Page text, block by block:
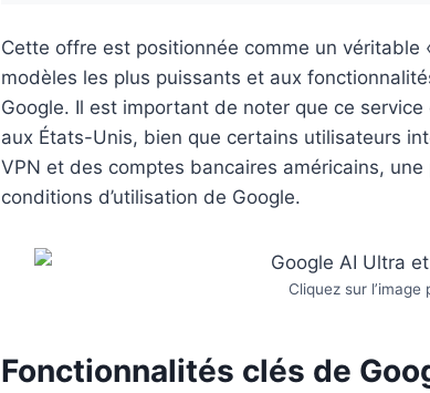
Cette offre est positionnée comme un véritable
modèles les plus puissants et aux
Google. Il est important de noter que ce
aux États-Unis, bien que certains utilisateurs
VPN et des comptes bancaires américains,
conditions d’utilisation de Google.
Cliquez sur l’image
Fonctionnalités clés de